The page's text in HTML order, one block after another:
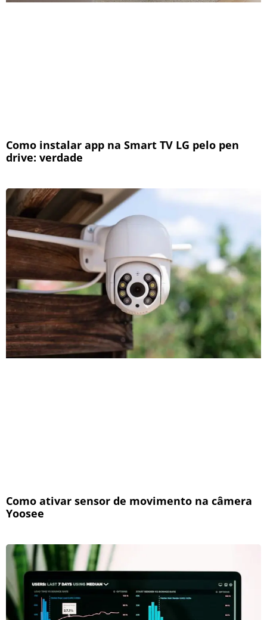
Como instalar app na Smart TV LG pelo pen
drive: verdade
Como ativar sensor de movimento na câmera
Yoosee